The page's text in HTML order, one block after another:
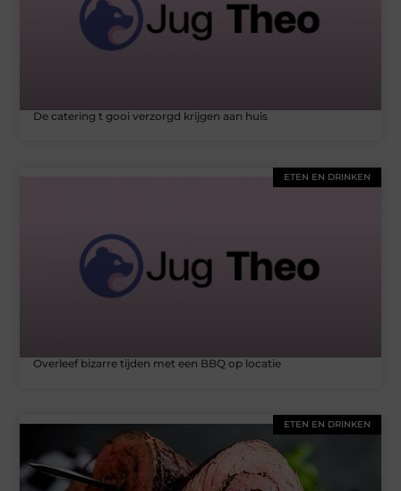
De catering t gooi verzorgd krijgen aan huis
ETEN EN DRINKEN
Overleef bizarre tijden met een BBQ op locatie
ETEN EN DRINKEN